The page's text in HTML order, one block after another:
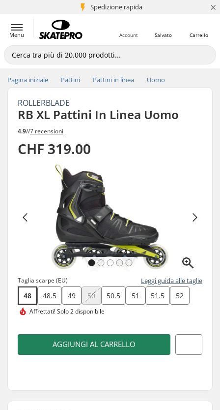
Spedizione rapida
+5 mln di clienti ×
Menu Carrello
Salvato
Account
Pagina iniziale Pattini Pattini in linea Uomo
ROLLERBLADE
RB XL Pattini In Linea Uomo
4.9//7 recensioni
CHF 319.00
Taglia scarpe (EU) Leggi guida alle taglie
48 48.5 49 50 50.5 51 51.5 52
Affrettati!Solo 2 disponibile
AGGIUNGI AL CARRELLO